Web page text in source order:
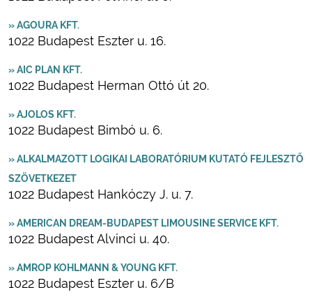
» AGOURA KFT.
1022 Budapest Eszter u. 16.
» AIC PLAN KFT.
1022 Budapest Herman Ottó út 20.
» AJOLOS KFT.
1022 Budapest Bimbó u. 6.
» ALKALMAZOTT LOGIKAI LABORATÓRIUM KUTATÓ FEJLESZTŐ
SZÖVETKEZET
1022 Budapest Hankóczy J. u. 7.
» AMERICAN DREAM-BUDAPEST LIMOUSINE SERVICE KFT.
1022 Budapest Alvinci u. 40.
» AMROP KOHLMANN & YOUNG KFT.
1022 Budapest Eszter u. 6/B